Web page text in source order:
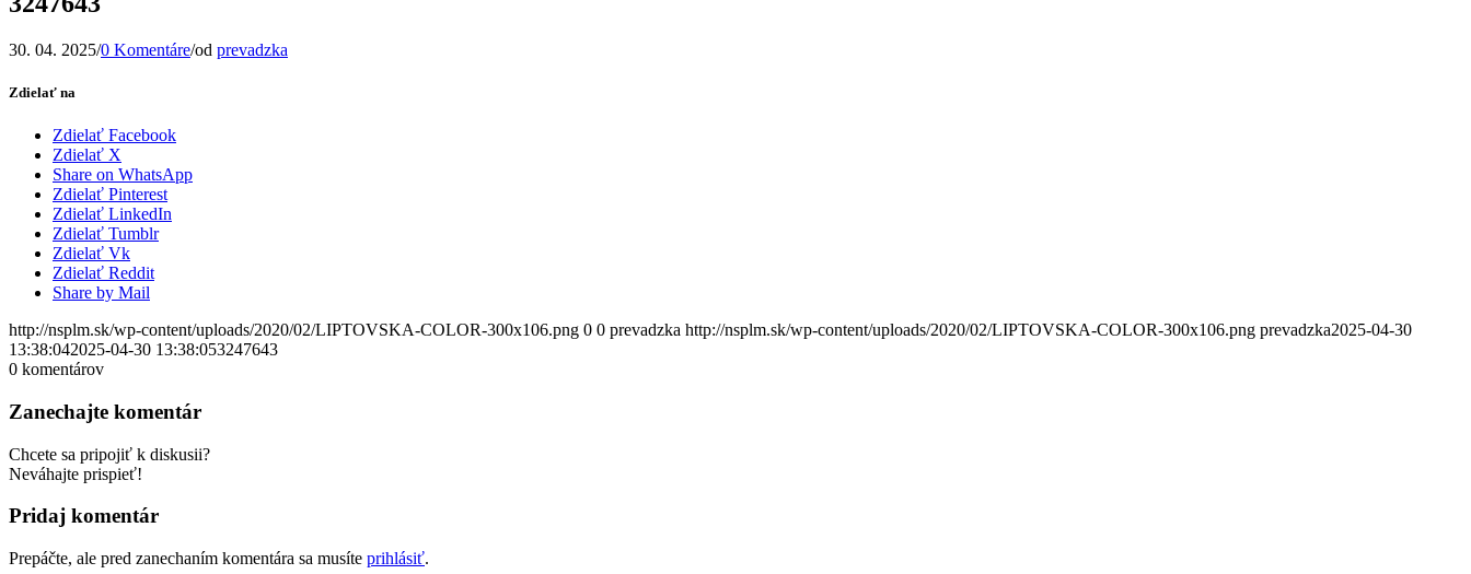
30. 04. 2025/0 Komentáre/od prevadzka
Zdielať na
Zdielať Facebook
Zdielať X
Share on WhatsApp
Zdielať Pinterest
Zdielať LinkedIn
Zdielať Tumblr
Zdielať Vk
Zdielať Reddit
Share by Mail
http://nsplm.sk/wp-content/uploads/2020/02/LIPTOVSKA-COLOR-300x106.png 0 0 prevadzka http://nsplm.sk/wp-content/uploads/2020/02/LIPTOVSKA-COLOR-300x106.png prevadzka2025-04-30
13:38:042025-04-30 13:38:053247643
0 komentárov
Zanechajte komentár
Chcete sa pripojiť k diskusii?
Neváhajte prispieť!
Pridaj komentár
Prepáčte, ale pred zanechaním komentára sa musíte prihlásiť.